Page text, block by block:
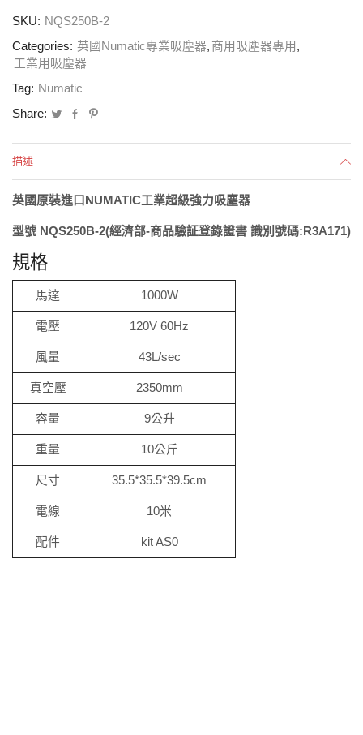
SKU: NQS250B-2
Categories: 英國Numatic專業吸塵器, 商用吸塵器專用 ,
工業用吸塵器
Tag: Numatic
Share:
描述
英國原裝進口 NUMATIC工業超級強力吸塵器
型號 NQS250B-2(經濟部-商品驗証登錄證書 識別號碼:R3A171)
規格
馬達 1000W
電壓 120V 60Hz
風量 43L/sec
真空壓 2350mm
容量 9公升
重量 10公斤
尺寸 35.5*35.5*39.5cm
電線 10米
配件 kit AS0